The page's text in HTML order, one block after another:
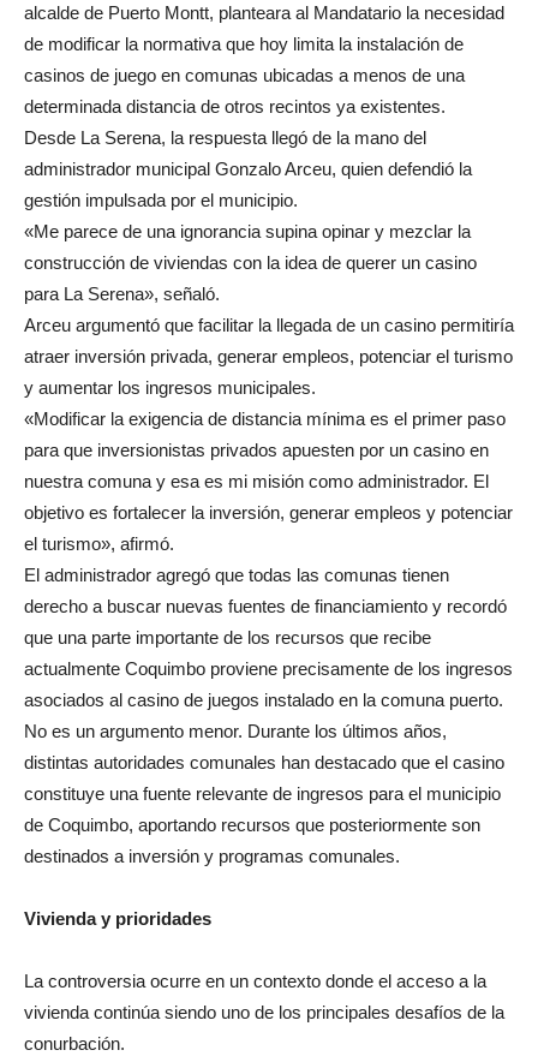
alcalde de Puerto Montt, planteara al Mandatario la necesidad
de modificar la normativa que hoy limita la instalación de
casinos de juego en comunas ubicadas a menos de una
determinada distancia de otros recintos ya existentes.
Desde La Serena, la respuesta llegó de la mano del
administrador municipal Gonzalo Arceu, quien defendió la
gestión impulsada por el municipio.
«Me parece de una ignorancia supina opinar y mezclar la
construcción de viviendas con la idea de querer un casino
para La Serena», señaló.
Arceu argumentó que facilitar la llegada de un casino permitiría
atraer inversión privada, generar empleos, potenciar el turismo
y aumentar los ingresos municipales.
«Modificar la exigencia de distancia mínima es el primer paso
para que inversionistas privados apuesten por un casino en
nuestra comuna y esa es mi misión como administrador. El
objetivo es fortalecer la inversión, generar empleos y potenciar
el turismo», afirmó.
El administrador agregó que todas las comunas tienen
derecho a buscar nuevas fuentes de financiamiento y recordó
que una parte importante de los recursos que recibe
actualmente Coquimbo proviene precisamente de los ingresos
asociados al casino de juegos instalado en la comuna puerto.
No es un argumento menor. Durante los últimos años,
distintas autoridades comunales han destacado que el casino
constituye una fuente relevante de ingresos para el municipio
de Coquimbo, aportando recursos que posteriormente son
destinados a inversión y programas comunales.
Vivienda y prioridades
La controversia ocurre en un contexto donde el acceso a la
vivienda continúa siendo uno de los principales desafíos de la
conurbación.